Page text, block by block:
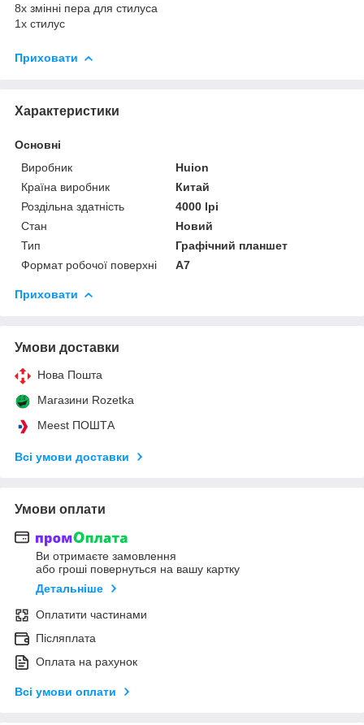
8х змінні пера для стилуса
1х стилус
Приховати
Характеристики
Основні
Виробник
Huion
Країна виробник
Китай
Роздільна здатність
4000 lpi
Стан
Новий
Тип
Графічний планшет
Формат робочої поверхні
A7
Приховати
Умови доставки
Нова Пошта
Магазини Rozetka
Meest ПОШТА
Всі умови доставки
Умови оплати
Ви отримаєте замовлення
або гроші повернуться на вашу картку
Детальніше
Оплатити частинами
Післяплата
Оплата на рахунок
Всі умови оплати